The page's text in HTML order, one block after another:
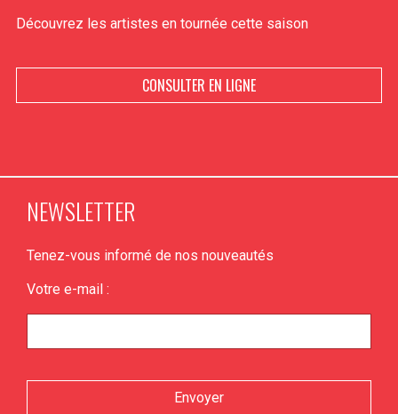
Découvrez les artistes en tournée cette saison
CONSULTER EN LIGNE
NEWSLETTER
Tenez-vous informé de nos nouveautés
Votre e-mail :
Veuillez laisser ce champ vide.